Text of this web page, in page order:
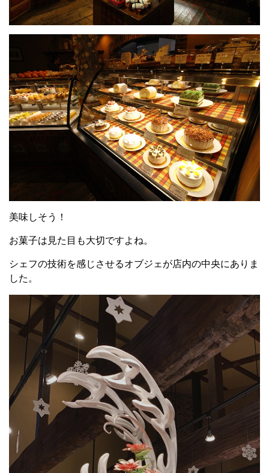
美味しそう！
お菓子は見た目も大切ですよね。
シェフの技術を感じさせるオブジェが店内の中央にありま
した。